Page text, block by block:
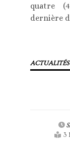
quatre
dernière
ACTUALITÉS
3